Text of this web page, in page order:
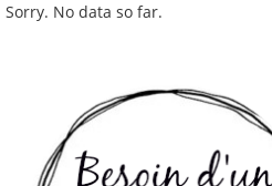
Sorry. No data so far.